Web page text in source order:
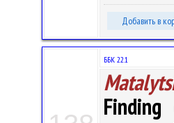
Добавить в
ББК 22.1